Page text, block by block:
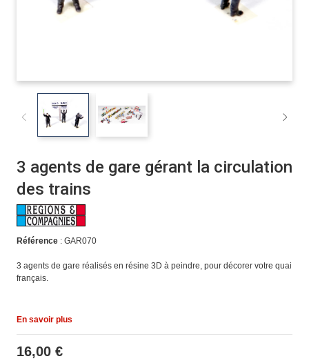
3 agents de gare gérant la circulation
des trains
Référence: GAR070
3 agents de gare réalisés en résine 3D à peindre, pour décorer votre quai
français.
En savoir plus
16,00 €